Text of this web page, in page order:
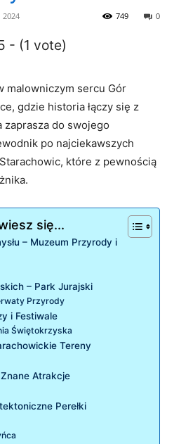
2024 0
749
- (1 vote)
malowniczym sercu Gór
gdzie historia łączy się z
zaprasza do swojego
po najciekawszych
które z pewnością
się...
– Muzeum Przyrody i
– Park Jurajski
Przyrody
i Festiwale
Świętokrzyska
Tereny
Atrakcje
Perełki